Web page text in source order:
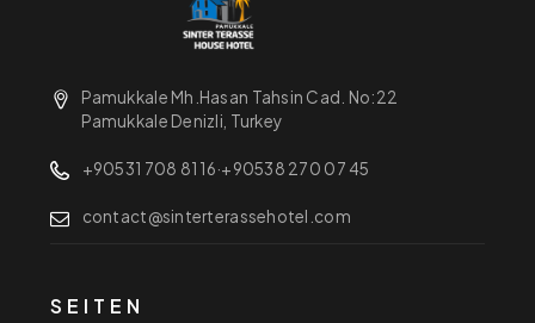
Pamukkale Mh.Hasan Tahsin Cad. No:22
Pamukkale Denizli, Turkey
+90531 708 81 16·+90538 270 07 45
contact@sinterterassehotel.com
SEITEN